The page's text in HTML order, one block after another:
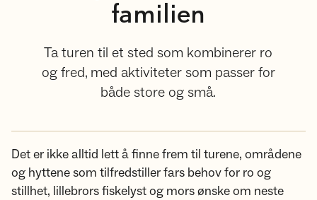
familien
Ta turen til et sted som kombinerer ro
og fred, med aktiviteter som passer for
både store og små.
Det er ikke alltid lett å finne frem til turene, områdene
og hyttene som tilfredstiller fars behov for ro og
stillhet, lillebrors fiskelyst og mors ønske om neste